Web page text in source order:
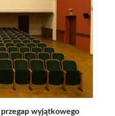
przegap wyjątkowego